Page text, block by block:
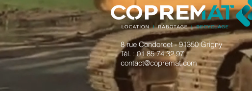
8 rue Condorcet - 91350 Grigny
Tél. : 01 85 74 32 97
contact@copremat.com